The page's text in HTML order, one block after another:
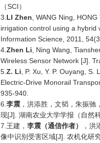
（SCI）
3. LI Zhen , WANG Ning,
irrigation control using a hybrid
Information Science, 2011,
4. Zhen Li , Ning Wang,
Wireless Sensor Network [J].
5. Z. Li , P. Xu, Y. P. Ouyang,
Electric-Drive Monorail
935-940.
6. 李震 ，洪添胜，文韬，朱振
现[J]. 湖南农业大学学报（自然
7.王建， 李震（通信作者）
，
像中识别受害区域[J]. 农机化研